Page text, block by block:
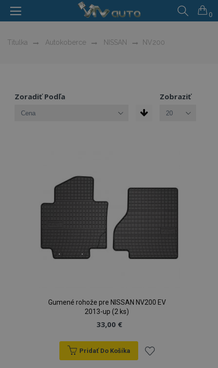
0
Titulka Autokoberce NISSAN NV200
Zoradiť Podľa Zobraziť
Gumené rohože pre NISSAN NV200 EV
2013-up (2 ks)
33,00 €
Pridať Do Košíka